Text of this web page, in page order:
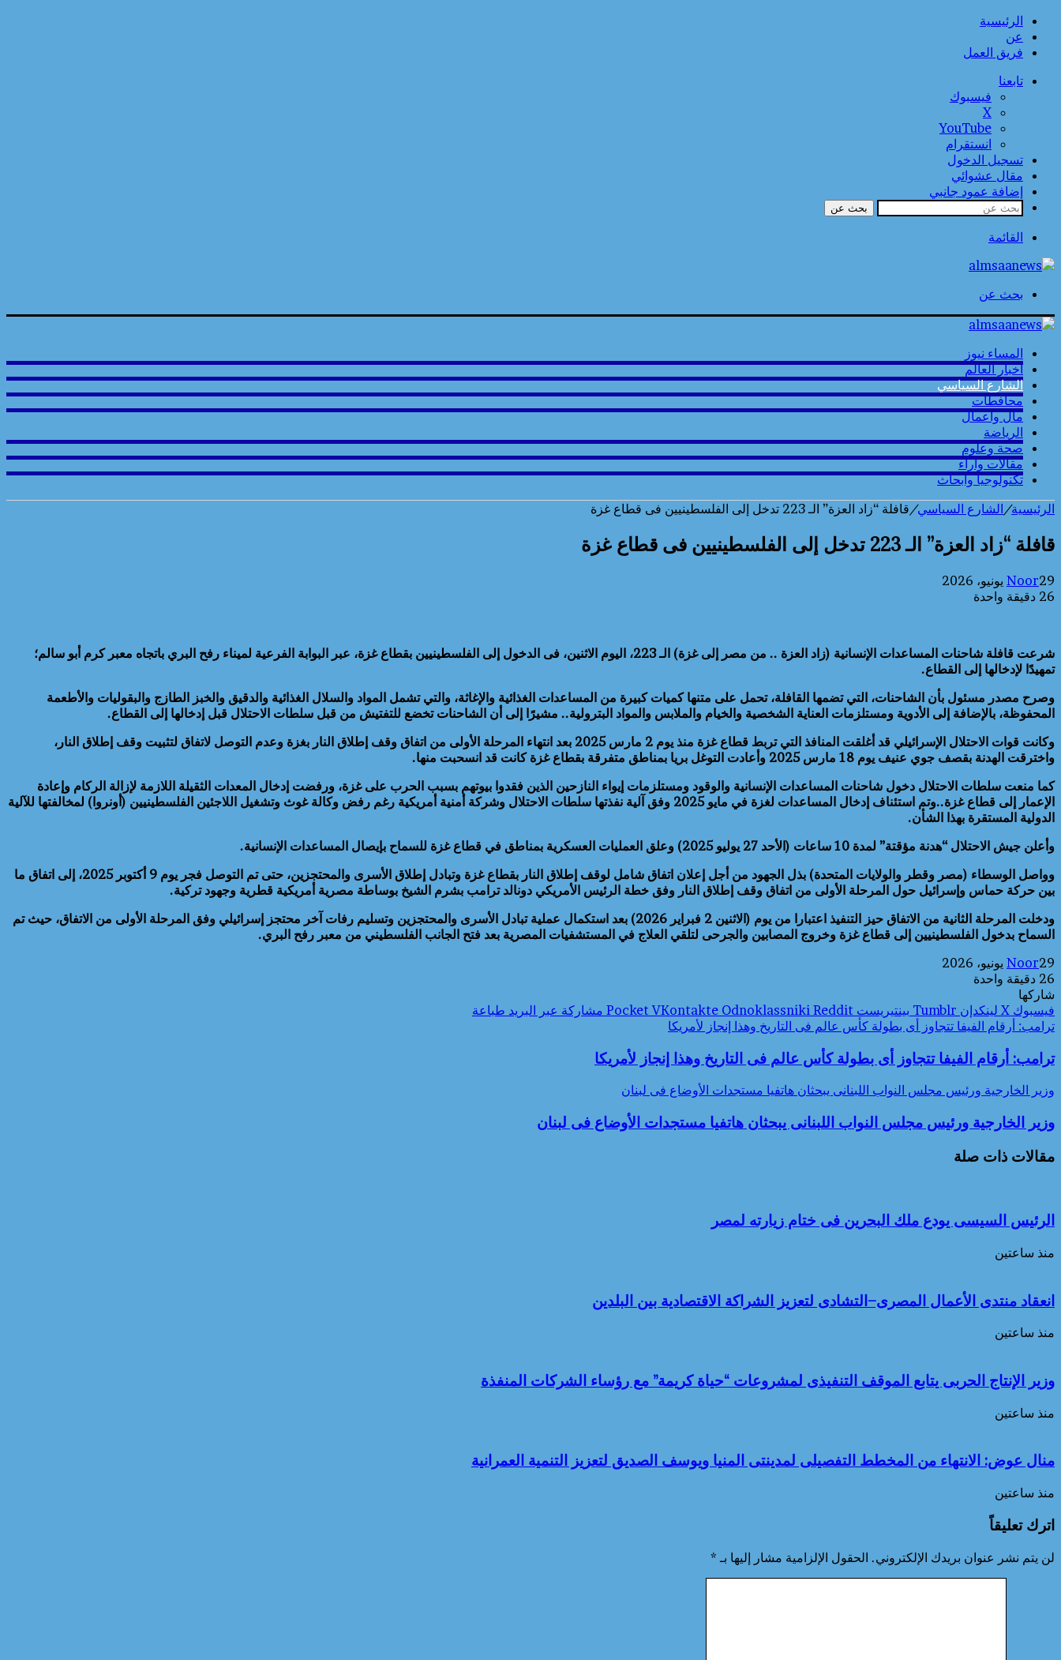
الرئيسية
عن
فريق العمل
تابعنا
فيسبوك
‫X
‫YouTube
انستقرام
تسجيل الدخول
مقال عشوائي
إضافة عمود جانبي
بحث عن
القائمة
بحث عن
المساء نيوز
أخبار العالم
الشارع السياسي
محافطات
مال واعمال
الرياضة
صحة وعلوم
مقالات وارآء
تكنولوجيا وابحاث
الرئيسية/الشارع السياسي/قافلة “زاد العزة” الـ 223 تدخل إلى الفلسطينيين فى قطاع غزة
قافلة “زاد العزة” الـ 223 تدخل إلى الفلسطينيين فى قطاع غزة
Noor29 يونيو، 2026
26 دقيقة واحدة
شرعت قافلة شاحنات المساعدات الإنسانية (زاد العزة .. من مصر إلى غزة) الـ 223، اليوم الاثنين، فى الدخول إلى الفلسطينيين بقطاع غزة، عبر البوابة الفرعية لميناء رفح البري باتجاه معبر كرم أبو سالم؛
تمهيدًا لإدخالها إلى القطاع.
وصرح مصدر مسئول بأن الشاحنات، التي تضمها القافلة، تحمل على متنها كميات كبيرة من المساعدات الغذائية والإغاثة، والتي تشمل المواد والسلال الغذائية والدقيق والخبز الطازج والبقوليات والأطعمة
المحفوظة، بالإضافة إلى الأدوية ومستلزمات العناية الشخصية والخيام والملابس والمواد البترولية.. مشيرًا إلى أن الشاحنات تخضع للتفتيش من قبل سلطات الاحتلال قبل إدخالها إلى القطاع.
وكانت قوات الاحتلال الإسرائيلي قد أغلقت المنافذ التي تربط قطاع غزة منذ يوم 2 مارس 2025 بعد انتهاء المرحلة الأولى من اتفاق وقف إطلاق النار بغزة وعدم التوصل لاتفاق لتثبيت وقف إطلاق النار،
واخترقت الهدنة بقصف جوي عنيف يوم 18 مارس 2025 وأعادت التوغل بريا بمناطق متفرقة بقطاع غزة كانت قد انسحبت منها.
كما منعت سلطات الاحتلال دخول شاحنات المساعدات الإنسانية والوقود ومستلزمات إيواء النازحين الذين فقدوا بيوتهم بسبب الحرب على غزة، ورفضت إدخال المعدات الثقيلة اللازمة لإزالة الركام وإعادة
الإعمار إلى قطاع غزة..وتم استئناف إدخال المساعدات لغزة في مايو 2025 وفق آلية نفذتها سلطات الاحتلال وشركة أمنية أمريكية رغم رفض وكالة غوث وتشغيل اللاجئين الفلسطينيين (أونروا) لمخالفتها للآلية
الدولية المستقرة بهذا الشأن.
وأعلن جيش الاحتلال “هدنة مؤقتة” لمدة 10 ساعات (الأحد 27 يوليو 2025) وعلق العمليات العسكرية بمناطق في قطاع غزة للسماح بإيصال المساعدات الإنسانية.
وواصل الوسطاء (مصر وقطر والولايات المتحدة) بذل الجهود من أجل إعلان اتفاق شامل لوقف إطلاق النار بقطاع غزة وتبادل إطلاق الأسرى والمحتجزين، حتى تم التوصل فجر يوم 9 أكتوبر 2025، إلى اتفاق ما
بين حركة حماس وإسرائيل حول المرحلة الأولى من اتفاق وقف إطلاق النار وفق خطة الرئيس الأمريكي دونالد ترامب بشرم الشيخ بوساطة مصرية أمريكية قطرية وجهود تركية.
ودخلت المرحلة الثانية من الاتفاق حيز التنفيذ اعتبارا من يوم (الاثنين 2 فبراير 2026) بعد استكمال عملية تبادل الأسرى والمحتجزين وتسليم رفات آخر محتجز إسرائيلي وفق المرحلة الأولى من الاتفاق، حيث تم
السماح بدخول الفلسطينيين إلى قطاع غزة وخروج المصابين والجرحى لتلقي العلاج في المستشفيات المصرية بعد فتح الجانب الفلسطيني من معبر رفح البري.
Noor29 يونيو، 2026
26 دقيقة واحدة
شاركها
فيسبوك ‫X لينكدإن بينتيريست Odnoklassniki
‫Pocket مشاركة عبر البريد طباعة
ترامب: أرقام الفيفا تتجاوز أى بطولة كأس عالم فى التاريخ وهذا إنجاز لأمريكا
ترامب: أرقام الفيفا تتجاوز أى بطولة كأس عالم فى التاريخ وهذا إنجاز لأمريكا
وزير الخارجية ورئيس مجلس النواب اللبنانى يبحثان هاتفيا مستجدات الأوضاع فى لبنان
وزير الخارجية ورئيس مجلس النواب اللبنانى يبحثان هاتفيا مستجدات الأوضاع فى لبنان
مقالات ذات صلة
الرئيس السيسى يودع ملك البحرين فى ختام زيارته لمصر
منذ ساعتين
انعقاد منتدى الأعمال المصرى–التشادى لتعزيز الشراكة الاقتصادية بين البلدين
منذ ساعتين
وزير الإنتاج الحربى يتابع الموقف التنفيذى لمشروعات “حياة كريمة” مع رؤساء الشركات المنفذة
منذ ساعتين
منال عوض: الانتهاء من المخطط التفصيلى لمدينتى المنيا ويوسف الصديق لتعزيز التنمية العمرانية
منذ ساعتين
اترك تعليقاً
لن يتم نشر عنوان بريدك الإلكتروني. الحقول الإلزامية مشار إليها بـ *